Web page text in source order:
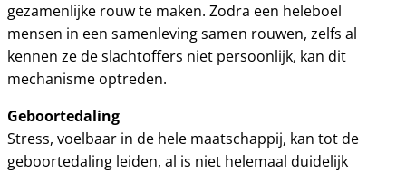
gezamenlijke rouw te maken. Zodra een heleboel
mensen in een samenleving samen rouwen, zelfs al
kennen ze de slachtoffers niet persoonlijk, kan dit
mechanisme optreden.
Geboortedaling
Stress, voelbaar in de hele maatschappij, kan tot de
geboortedaling leiden, al is niet helemaal duidelijk